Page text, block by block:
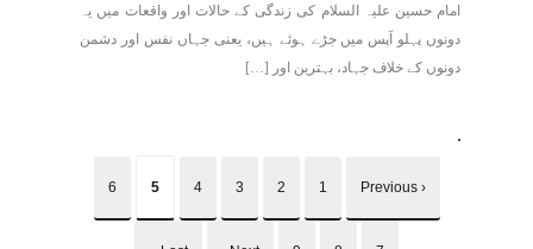
امام حسین علیہ السلام کی زندگی کے حالات اور واقعات میں یہ
دونوں پہلو آپس میں جڑے ہوئے ہیں، یعنی جہاں نفس اور دشمن
دونوں کے خلاف جہاد، بہترین اور […]
‹ Previous
1
2
3
4
5
6